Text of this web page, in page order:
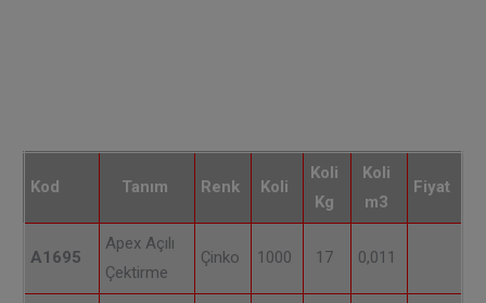
Kod Tanım Renk Koli
Koli
Kg
Koli
m3
Fiyat
A1695
Apex Açılı
Çektirme
Çinko 1000 17 0,011